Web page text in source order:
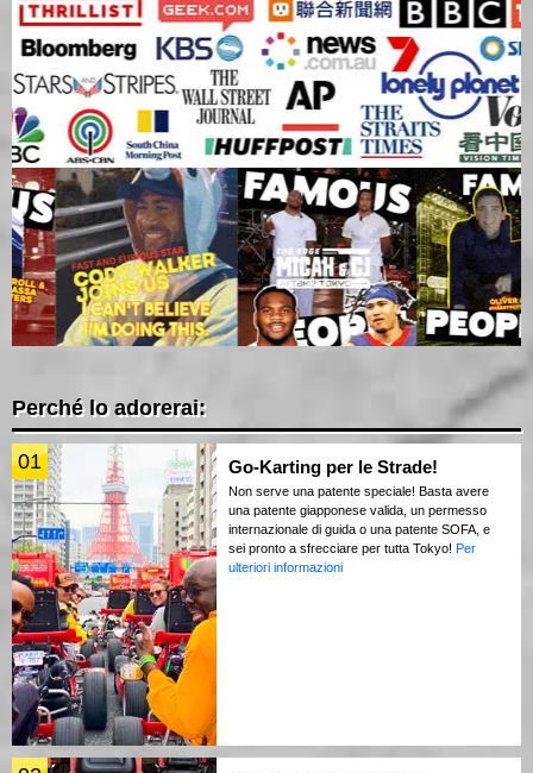
Perché lo adorerai:
01 Go-Karting per le Strade!
Non serve una patente speciale! Basta avere
una patente giapponese valida, un permesso
internazionale di guida o una patente SOFA, e
sei pronto a sfrecciare per tutta Tokyo! Per
ulteriori informazioni